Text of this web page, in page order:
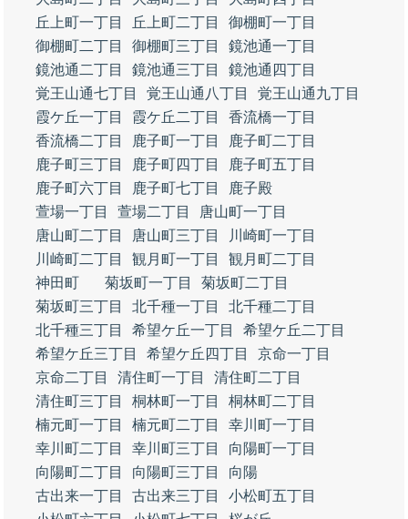
丘上町一丁目
丘上町二丁目
御棚町一丁目
御棚町二丁目
御棚町三丁目
鏡池通一丁目
鏡池通二丁目
鏡池通三丁目
鏡池通四丁目
覚王山通七丁目
覚王山通八丁目
覚王山通九丁目
霞ケ丘一丁目
霞ケ丘二丁目
香流橋一丁目
香流橋二丁目
鹿子町一丁目
鹿子町二丁目
鹿子町三丁目
鹿子町四丁目
鹿子町五丁目
鹿子町六丁目
鹿子町七丁目
鹿子殿
萱場一丁目
萱場二丁目
唐山町一丁目
唐山町二丁目
唐山町三丁目
川崎町一丁目
川崎町二丁目
観月町一丁目
観月町二丁目
神田町
菊坂町一丁目
菊坂町二丁目
菊坂町三丁目
北千種一丁目
北千種二丁目
北千種三丁目
希望ケ丘一丁目
希望ケ丘二丁目
希望ケ丘三丁目
希望ケ丘四丁目
京命一丁目
京命二丁目
清住町一丁目
清住町二丁目
清住町三丁目
桐林町一丁目
桐林町二丁目
楠元町一丁目
楠元町二丁目
幸川町一丁目
幸川町二丁目
幸川町三丁目
向陽町一丁目
向陽町二丁目
向陽町三丁目
向陽
古出来一丁目
古出来三丁目
小松町五丁目